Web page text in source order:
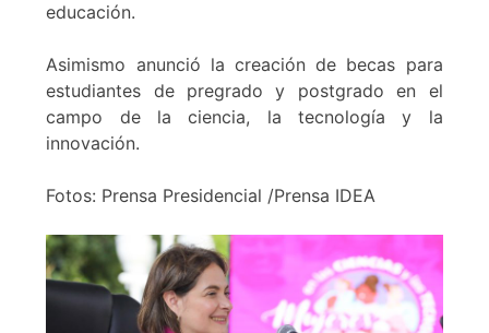
educación.
Asimismo anunció la creación de becas para
estudiantes de pregrado y postgrado en el
campo de la ciencia, la tecnología y la
innovación.
Fotos: Prensa Presidencial /Prensa IDEA